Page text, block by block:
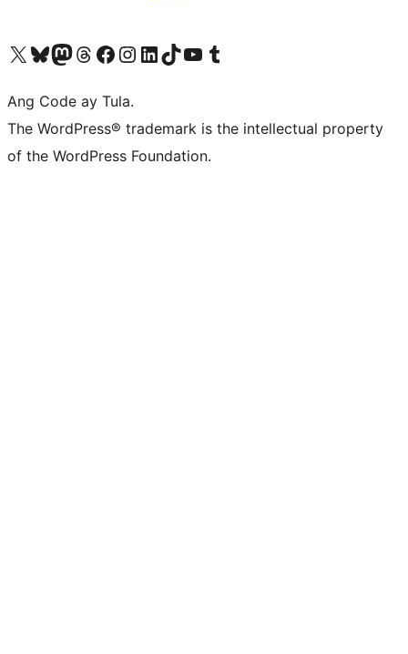
Visit our X (formerly Twitter) account
Bisitahin ang aming Bluesky account
Visit our Mastodon account
Bisitahin ang aming Threads account
Visit our Facebook page
Visit our Instagram account
Visit our LinkedIn account
Bisitahin ang aming TikTok account
Visit our YouTube channel
Bisitahin ang aming Tumblr account
Ang Code ay Tula.
The WordPress® trademark is the intellectual property
of the WordPress Foundation.